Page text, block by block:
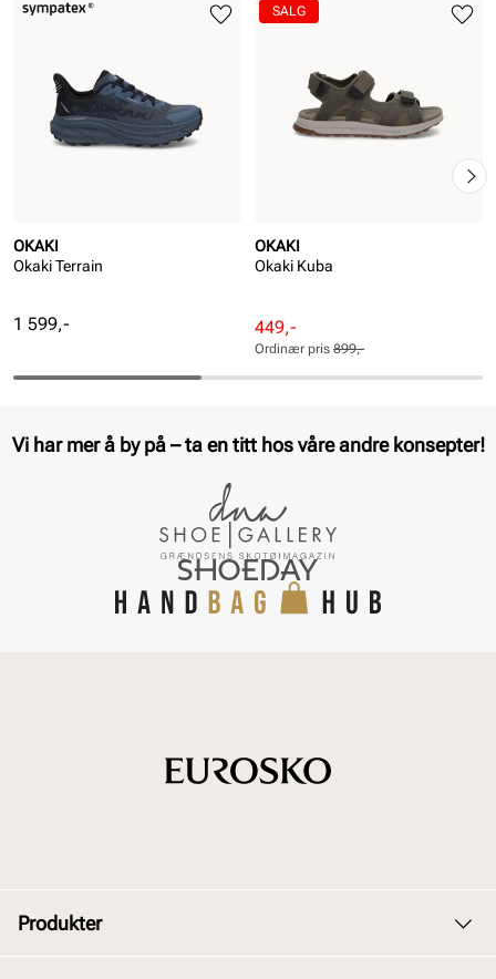
OKAKI
Okaki Terrain
Pris
1 599,-
OKAKI
Okaki Kuba
Rabattert
pris
Pris
449,-
Ordinær
pris
Pris
Ordinær pris 899,-
SALG
Vi har mer å by på – ta en titt hos våre andre konsepter!
Produkter